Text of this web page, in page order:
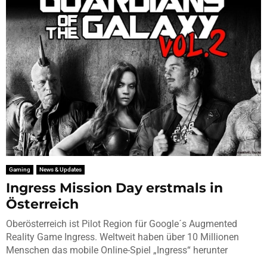
Gaming News & Updates
Ingress Mission Day erstmals in
Österreich
Oberösterreich ist Pilot Region für Google´s Augmented
Reality Game Ingress. Weltweit haben über 10 Millionen
Menschen das mobile Online-Spiel „Ingress“ herunter